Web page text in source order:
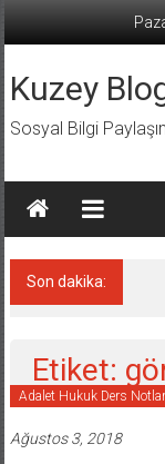
Kuzey
Sosyal Bilgi
Son dakika:
Etiket:
Adalet Hukuk Ders
Ağustos 3, 2018